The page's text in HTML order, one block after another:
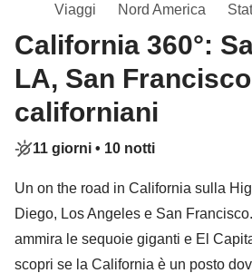
Viaggi Nord America
California 360°:
LA, San
californiani
11 giorni • 10 notti
Un on the road in California sulla
Diego, Los Angeles e San
ammira le sequoie giganti e El
scopri se la California è un posto